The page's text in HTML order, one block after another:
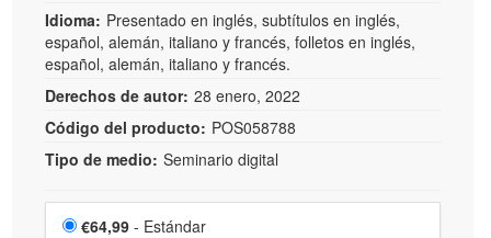
Idioma: Presentado en inglés, subtítulos en inglés,
español, alemán, italiano y francés, folletos en inglés,
español, alemán, italiano y francés.
Derechos de autor: 28 enero, 2022
Código del producto: POS058788
Tipo de medio: Seminario digital
Elige un artículo por precio
Precio
€64,99 - Estándar